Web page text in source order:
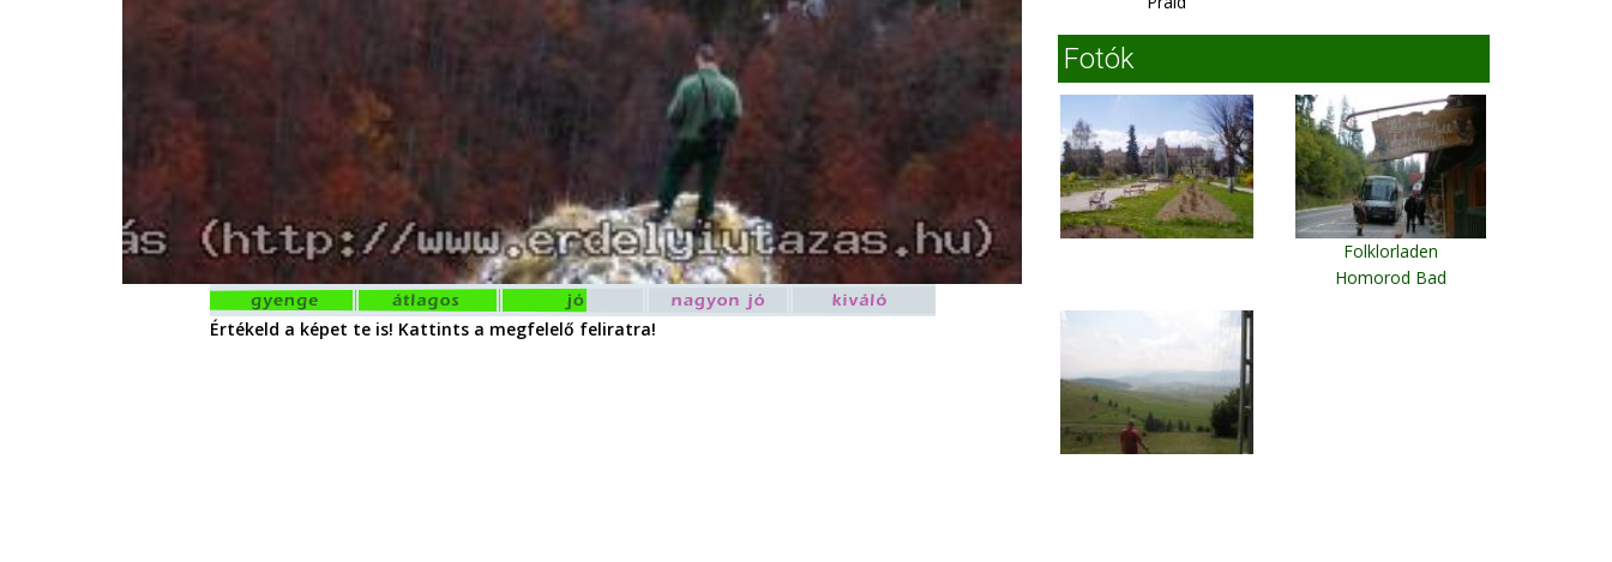
Értékeld a képet te is! Kattints a megfelelő feliratra!
Fotók
Folklorladen
Homorod Bad